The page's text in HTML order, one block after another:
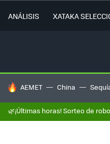
ANÁLISIS XATAKA
HOY SE HABLA DE
AEMET China
🌿¡Últimas horas! Sorteo de